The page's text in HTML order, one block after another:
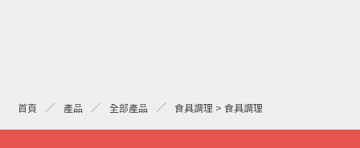
首頁 產品 全部產品 食具調理 > 食具調理